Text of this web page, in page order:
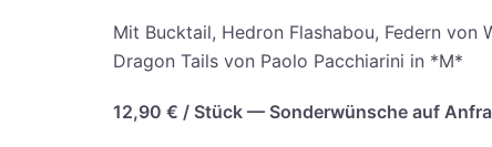
Mit Buck­tail, Hedron Flas­h­ab­ou, Federn von
Dra­gon Tails von Pao­lo Pac­chia­ri­ni in *M*
12,90 € / Stück — Son­der­wün­sche auf